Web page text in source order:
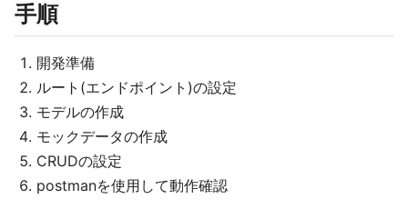
手順
開発準備
ルート(エンドポイント)の設定
モデルの作成
モックデータの作成
CRUDの設定
postmanを使用して動作確認